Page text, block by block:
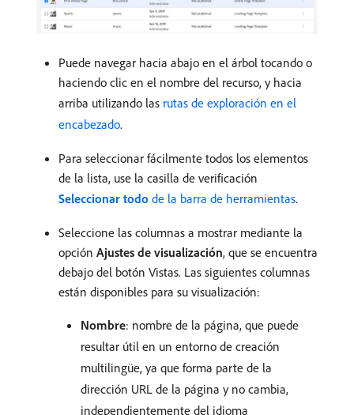
Puede navegar hacia abajo en el árbol tocando o
haciendo clic en el nombre del recurso, y hacia
arriba utilizando las rutas de exploración en el
encabezado.
Para seleccionar fácilmente todos los elementos
de la lista, use la casilla de verificación
Seleccionar todo de la barra de herramientas.
Seleccione las columnas a mostrar mediante la
opción Ajustes de visualización, que se encuentra
debajo del botón Vistas. Las siguientes columnas
están disponibles para su visualización:
Nombre: nombre de la página, que puede
resultar útil en un entorno de creación
multilingüe, ya que forma parte de la
dirección URL de la página y no cambia,
independientemente del idioma